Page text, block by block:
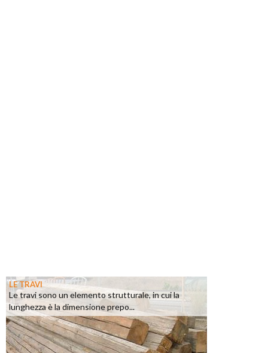
LE TRAVI
Le travi sono un elemento strutturale, in cui la
lunghezza è la dimensione prepo...